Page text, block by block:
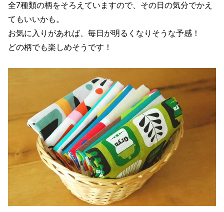
全7種類の柄をそろえていますので、その日の気分でかえ
てもいいかも。
お気に入りがあれば、毎日が明るくなりそうな予感！
どの柄でも楽しめそうです！